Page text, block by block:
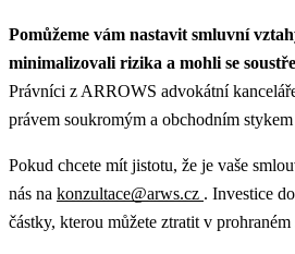
Pomůžeme vám nastavit smluvní
minimalizovali rizika a mohli se
Právníci z ARROWS advokátní
právem soukromým a obchodním
Pokud chcete mít jistotu, že je vaše
nás na konzultace@arws.cz . Investice
částky, kterou můžete ztratit v prohraném